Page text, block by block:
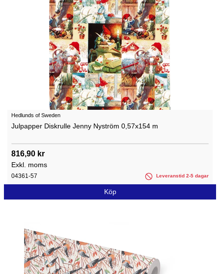
Hedlunds of Sweden
Julpapper Diskrulle Jenny Nyström 0,57x154 m
816,90 kr
Exkl. moms
04361-57 Leveranstid 2-5 dagar
Köp